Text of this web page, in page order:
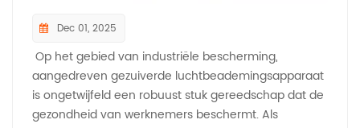
Dec 01, 2025
Op het gebied van industriële bescherming,
aangedreven gezuiverde luchtbeademingsapparaat
is ongetwijfeld een robuust stuk gereedschap dat de
gezondheid van werknemers beschermt. Als